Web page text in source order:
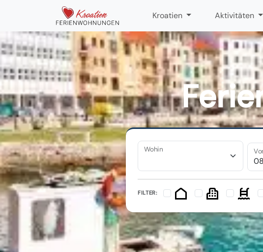
Kroatien Aktivitäten
Wohin
FILTER: